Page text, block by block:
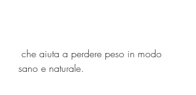
sano e naturale.